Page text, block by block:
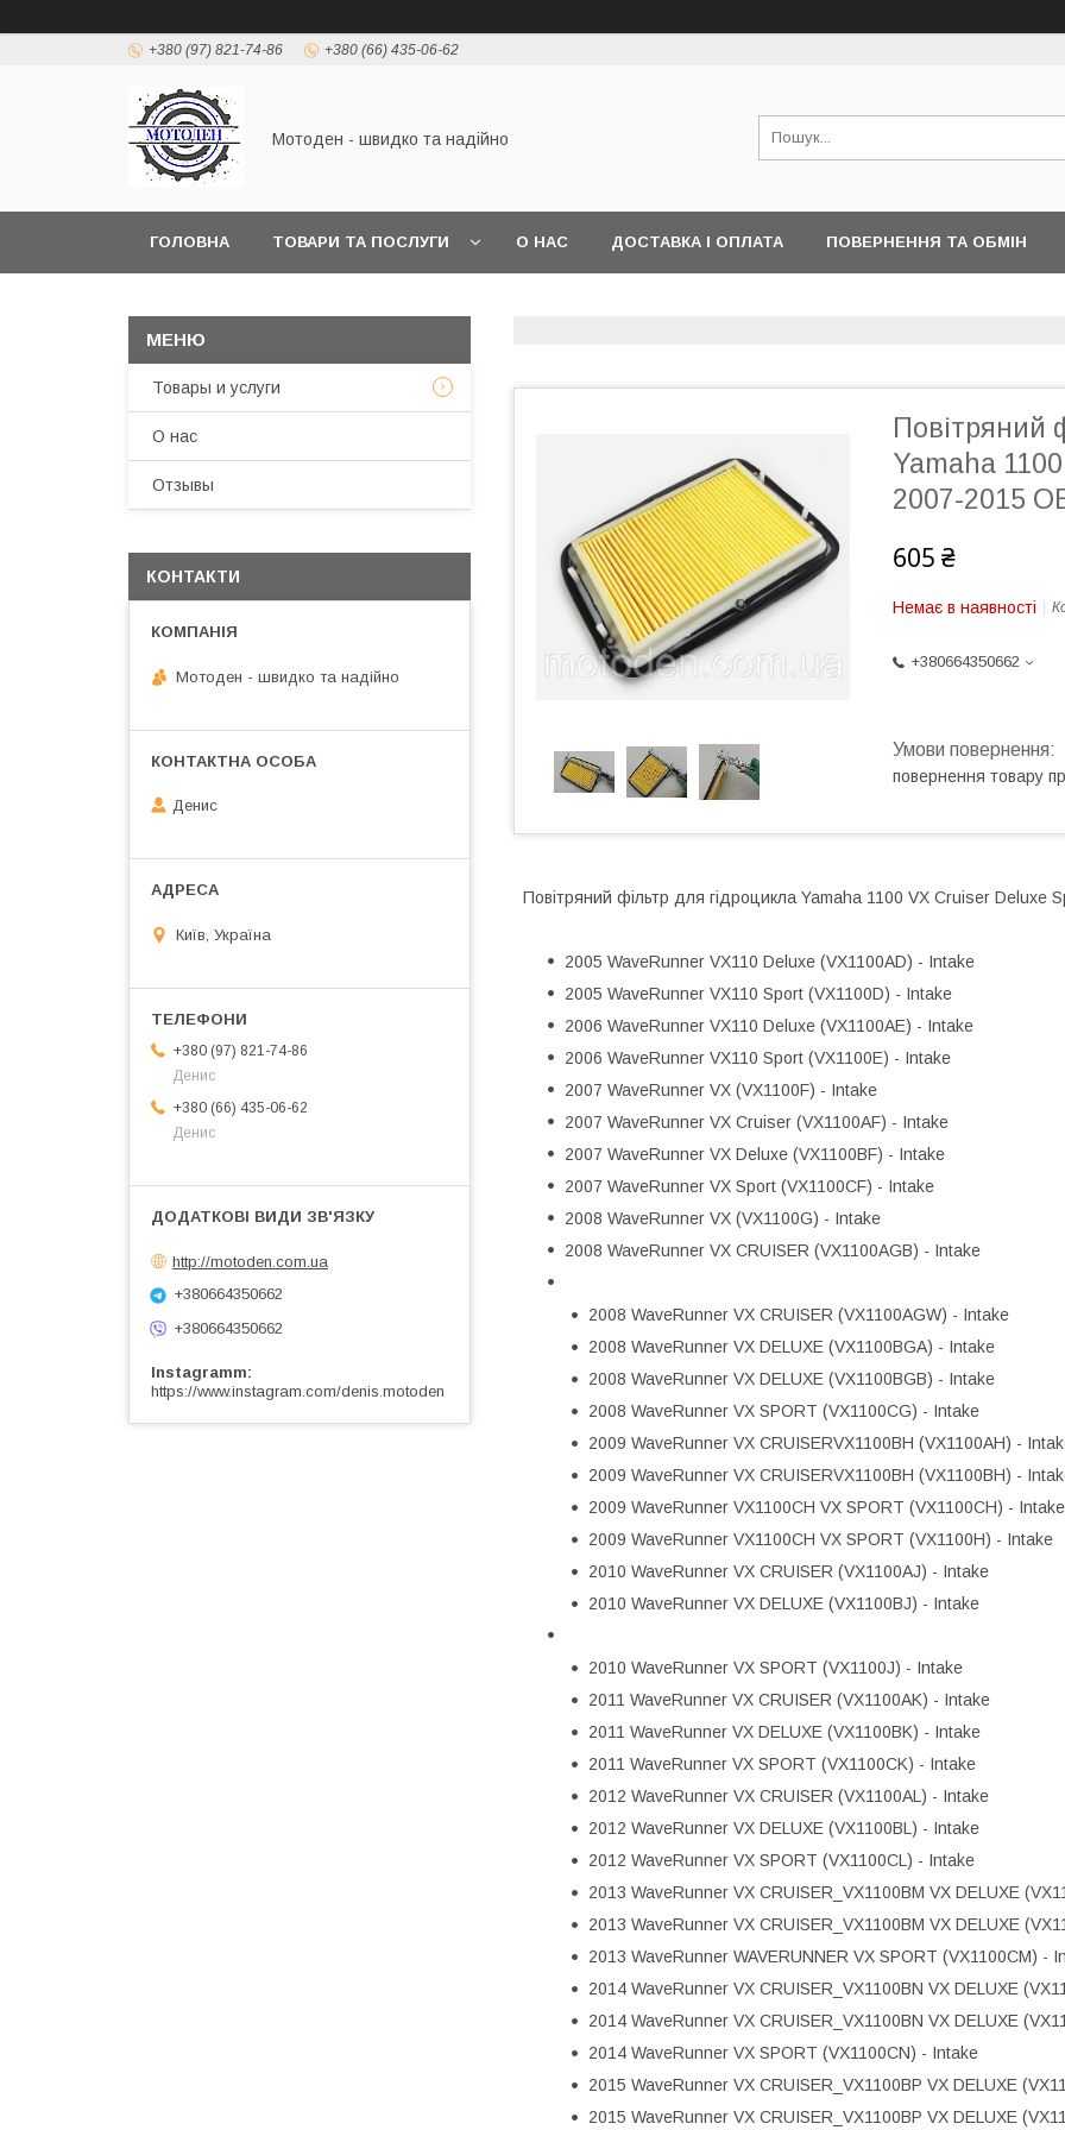
+380 (97) 821-74-86 +380 (66) 435-06-62
Мотоден - швидко та надійно
ГОЛОВНА ТОВАРИ ТА ПОСЛУГИ О НАС ДОСТАВКА І ОПЛАТА ПОВЕРНЕННЯ ТА ОБМІН
Повітряний
Yamaha
2007-2015
605 ₴
Немає в наявності
+380664350662
повернення товару
Повітряний фільтр для гідроцикла Yamaha 1100 VX Cruiser Deluxe
2005 WaveRunner VX110 Deluxe (VX1100AD) - Intake
2005 WaveRunner VX110 Sport (VX1100D) - Intake
2006 WaveRunner VX110 Deluxe (VX1100AE) - Intake
2006 WaveRunner VX110 Sport (VX1100E) - Intake
2007 WaveRunner VX (VX1100F) - Intake
2007 WaveRunner VX Cruiser (VX1100AF) - Intake
2007 WaveRunner VX Deluxe (VX1100BF) - Intake
2007 WaveRunner VX Sport (VX1100CF) - Intake
2008 WaveRunner VX (VX1100G) - Intake
2008 WaveRunner VX CRUISER (VX1100AGB) - Intake
2008 WaveRunner VX CRUISER (VX1100AGW) - Intake
2008 WaveRunner VX DELUXE (VX1100BGA) - Intake
2008 WaveRunner VX DELUXE (VX1100BGB) - Intake
2008 WaveRunner VX SPORT (VX1100CG) - Intake
2009 WaveRunner VX CRUISERVX1100BH (VX1100AH) -
2009 WaveRunner VX CRUISERVX1100BH (VX1100BH) -
2009 WaveRunner VX1100CH VX SPORT (VX1100CH) - Intake
2009 WaveRunner VX1100CH VX SPORT (VX1100H) - Intake
2010 WaveRunner VX CRUISER (VX1100AJ) - Intake
2010 WaveRunner VX DELUXE (VX1100BJ) - Intake
2010 WaveRunner VX SPORT (VX1100J) - Intake
2011 WaveRunner VX CRUISER (VX1100AK) - Intake
2011 WaveRunner VX DELUXE (VX1100BK) - Intake
2011 WaveRunner VX SPORT (VX1100CK) - Intake
2012 WaveRunner VX CRUISER (VX1100AL) - Intake
2012 WaveRunner VX DELUXE (VX1100BL) - Intake
2012 WaveRunner VX SPORT (VX1100CL) - Intake
2013 WaveRunner VX CRUISER_VX1100BM VX DELUXE
2013 WaveRunner VX CRUISER_VX1100BM VX DELUXE
2013 WaveRunner WAVERUNNER VX SPORT (VX1100CM) -
2014 WaveRunner VX CRUISER_VX1100BN VX DELUXE
2014 WaveRunner VX CRUISER_VX1100BN VX DELUXE
2014 WaveRunner VX SPORT (VX1100CN) - Intake
2015 WaveRunner VX CRUISER_VX1100BP VX DELUXE
2015 WaveRunner VX CRUISER_VX1100BP VX DELUXE
Товары и услуги
О нас
Отзывы
КОНТАКТИ
Мотоден - швидко та надійно
Денис
Київ, Україна
+380 (97) 821-74-86
Денис
+380 (66) 435-06-62
Денис
http://motoden.com.ua
+380664350662
+380664350662
Instagramm
https://www.instagram.com/denis.motoden